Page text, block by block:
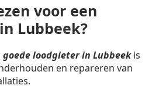
voor een
Lubbeek?
goede loodgieter in Lubbeekis
en repareren van